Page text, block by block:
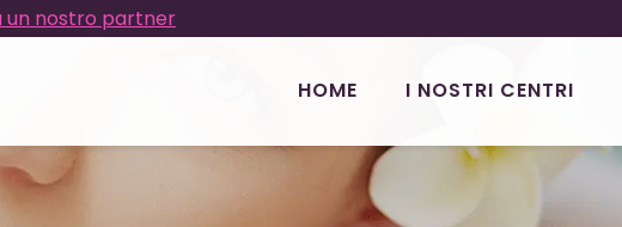
un nostro partner
HOME I NOSTRI CENTRI